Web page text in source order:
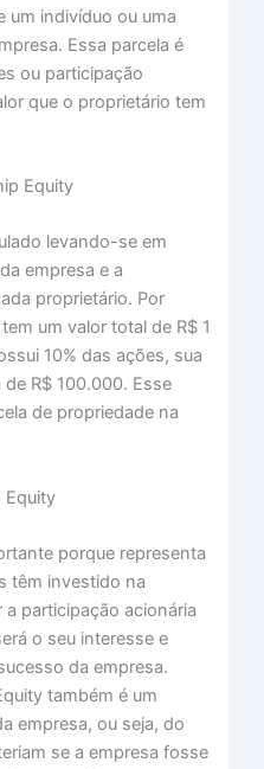
um indivíduo ou uma
Essa parcela é
ou participação
que o proprietário tem
Equity
levando-se em
empresa e a
proprietário. Por
um valor total de R$ 1
10% das ações, sua
R$ 100.000. Esse
de propriedade na
Equity
porque representa
têm investido na
participação acionária
o seu interesse e
da empresa.
também é um
empresa, ou seja, do
se a empresa fosse